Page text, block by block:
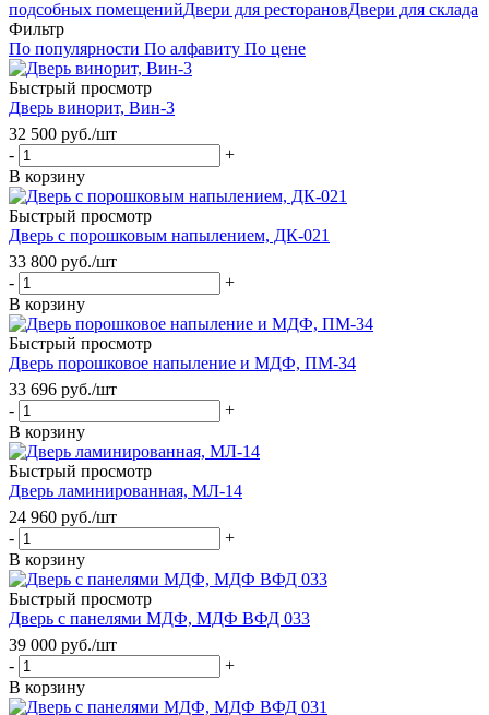
подсобных помещенийДвери для ресторановДвери для склада
Фильтр
По популярности По алфавиту По цене
Быстрый просмотр
Дверь винорит, Вин-3
32 500 руб./шт
-
+
В корзину
Быстрый просмотр
Дверь с порошковым напылением, ДК-021
33 800 руб./шт
-
+
В корзину
Быстрый просмотр
Дверь порошковое напыление и МДФ, ПМ-34
33 696 руб./шт
-
+
В корзину
Быстрый просмотр
Дверь ламинированная, МЛ-14
24 960 руб./шт
-
+
В корзину
Быстрый просмотр
Дверь с панелями МДФ, МДФ ВФД 033
39 000 руб./шт
-
+
В корзину